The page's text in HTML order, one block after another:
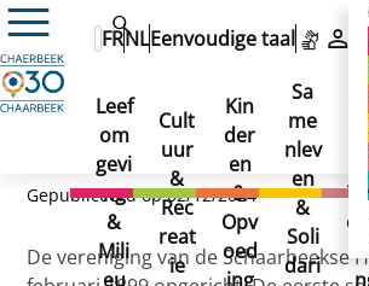
FRNLEenvoudige taal
Leef
om
gevi
ng
&
Mili
eu
Cult
uur
&
Rec
reat
ie
Kin
der
en
&
Opv
oed
ing
Sa
me
nlev
en
&
Soli
dari
SCHAARBEEKSE HAARD (straat)
SCHAARBEEKSE
(straat)
SCHAARBEEKSE
(straat)
Gepubliceerd op 02/12/2024
De vereniging van de Schaarbeekse